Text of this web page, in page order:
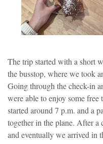
The trip started with a short
the busstop, where we took
Going through the check-in
were able to enjoy some
started around 7 p.m. and a
together in the plane. After a
and eventually we arrived in